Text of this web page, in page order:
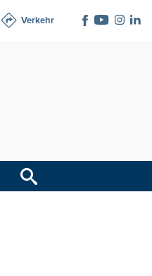
Verkehr